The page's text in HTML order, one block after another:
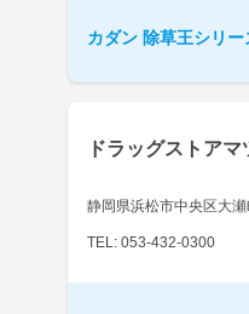
カダン 除草王シリ
ドラッグストア
静岡県浜松市中央区大瀬
TEL: 053-432-0300